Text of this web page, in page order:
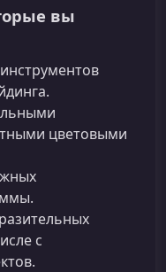
вы
цветовыми
с